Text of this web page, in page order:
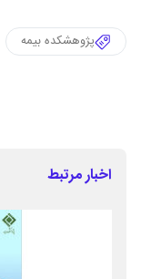
پژوهشکده بیمه
اخبار مرتبط